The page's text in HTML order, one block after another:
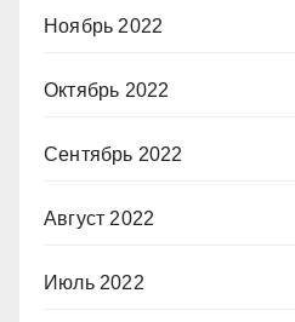
Ноябрь 2022
Октябрь 2022
Сентябрь 2022
Август 2022
Июль 2022